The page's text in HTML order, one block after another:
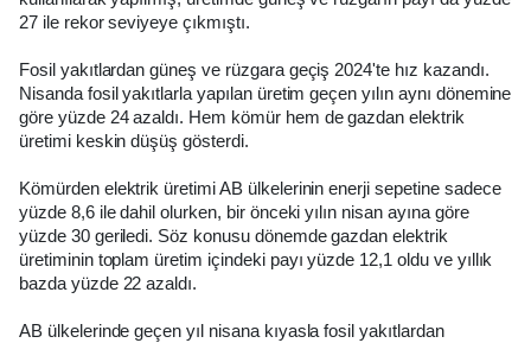
27 ile rekor seviyeye çıkmıştı.
Fosil yakıtlardan güneş ve rüzgara geçiş 2024'te hız kazandı.
Nisanda fosil yakıtlarla yapılan üretim geçen yılın aynı dönemine
göre yüzde 24 azaldı. Hem kömür hem de gazdan elektrik
üretimi keskin düşüş gösterdi.
Kömürden elektrik üretimi AB ülkelerinin enerji sepetine sadece
yüzde 8,6 ile dahil olurken, bir önceki yılın nisan ayına göre
yüzde 30 geriledi. Söz konusu dönemde gazdan elektrik
üretiminin toplam üretim içindeki payı yüzde 12,1 oldu ve yıllık
bazda yüzde 22 azaldı.
AB ülkelerinde geçen yıl nisana kıyasla fosil yakıtlardan